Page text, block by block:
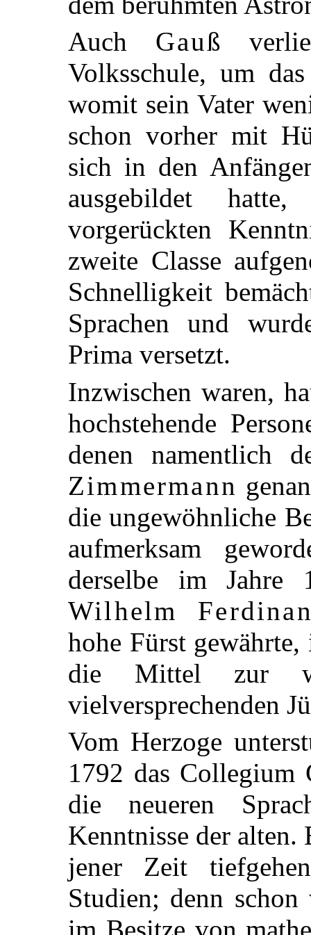
Auch Gauß
Volksschule, um
womit sein Vater
schon vorher mit
sich in den
ausgebildet
vorgerückten
zweite Classe
Schnelligkeit
Sprachen und
Prima versetzt.
Inzwischen waren,
hochstehende
denen namentlich
Zimmermann
die ungewöhnliche
aufmerksam
derselbe im
Wilhelm
hohe Fürst
die Mittel zur
vielversprechenden
Vom Herzoge
1792 das Collegium
die neueren
Kenntnisse der alten.
jener Zeit
Studien; denn
im Besitze von